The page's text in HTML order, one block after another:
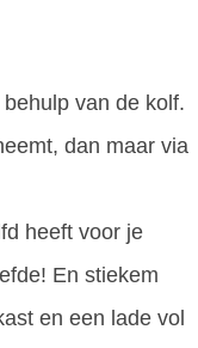
van de kolf.
dan maar via
heeft voor je
En stiekem
en een lade vol